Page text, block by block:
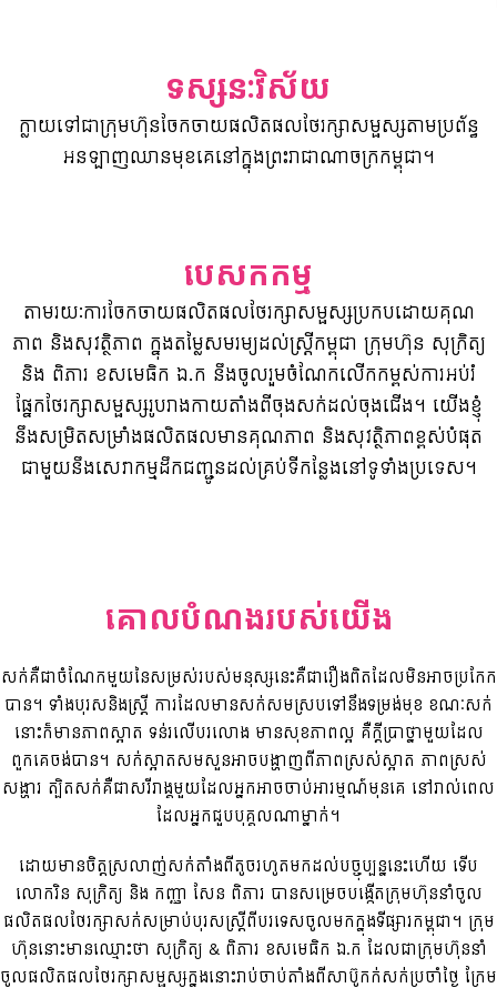
ទស្សនៈវិស័យ
ក្លាយទៅជាក្រុមហ៊ុន​ចែកចាយ​ផលិត​ផល​ថែរក្សាសម្ផ​ស្សតាមប្រព័ន្ធ​
អនឡាញ​ឈាន​មុខ​គេនៅ​​ក្នុងព្រះរាជាណាចក្រកម្ពុជា។
បេសកកម្ម
តាមរយៈការ​ចែកចាយ​ផលិតផល​ថែរក្សាសម្ផស្សប្រកបដោយ​គុណ
ភាព និង​សុវត្ថិភាព ​ក្នុងតម្លៃសមរម្យ​​​ដល់​ស្ត្រីកម្ពុជា ក្រុមហ៊ុន​ សុក្រិត្យ
និង ពិភារ ខសមេធិក ឯ.ក នឹង​ចូលរួមចំណែក​លើកកម្ពស់​​ការអប់រំ
ផ្នែក​ថែរក្សាសម្ផស្ស​រូបរាងកាយ​តាំង​ពី​ចុងសក់​ដល់ចុងជើង។ ​យើងខ្ញុំ
នឹង​សម្រិតសម្រាំង​​ផលិត​ផល​មានគុណភាព​ និងសុវត្ថិភាពខ្ពស់បំផុត​
ជាមួយ​នឹង​​សេវាកម្ម​ដឹកជញ្ជូន​ដល់គ្រប់​ទីកន្លែង​នៅទូទាំងប្រទេស​។
គោលបំណងរបស់យើង
សក់គឺជាចំណែកមួយនៃសម្រស់របស់មនុស្សនេះគឺជារឿងពិតដែលមិនអាចប្រកែក
បាន។ ទាំងបុរសនិងស្ត្រី ការដែលមានសក់សមស្របទៅនឹងទម្រង់មុខ ខណៈសក់
នោះក៏មានភាពស្អាត ទន់រលើបរលោង មានសុខភាពល្អ គឺក្តីប្រាថ្នាមួយដែល
ពួកគេចង់បាន។ សក់ស្អាតសមសួនអាចបង្ហាញពីភាពស្រស់ស្អាត ភាពស្រស់
សង្ហារ ត្បិតសក់គឺជាសរីរាង្គមួយដែលអ្នកអាចចាប់អារម្មណ៍មុនគេ នៅរាល់ពេល
ដែលអ្នកជួបបុគ្គលណាម្នាក់។
ដោយមានចិត្តស្រលាញ់សក់តាំងពីតូចរហូតមកដល់បច្ចុប្បន្ននេះហើយ ទើប
លោករិន សុក្រិត្យ និង កញ្ញា សែន ពិភារ បានសម្រេចបង្កើតក្រុមហ៊ុននាំចូល
ផលិតផលថែរក្សាសក់សម្រាប់បុរសស្ត្រីពីបរទេសចូលមកក្នុងទីផ្សារកម្ពុជា។ ក្រុម
ហ៊ុននោះមានឈ្មោះថា សុក្រិត្យ & ពិភារ ខសមេធិក ឯ.ក ដែលជាក្រុមហ៊ុននាំ
ចូលផលិតផលថែរក្សាសម្ផស្សក្នុងនោះរាប់ចាប់តាំងពីសាប៊ូកក់សក់ប្រចាំថ្ងៃ ក្រែម